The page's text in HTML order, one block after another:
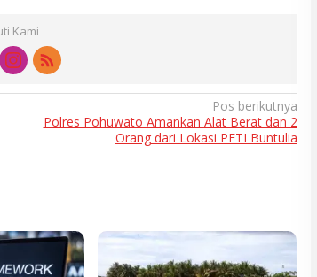
Kami
Pos berikutnya
Polres Pohuwato Amankan Alat Berat dan 2
Orang dari Lokasi PETI Buntulia